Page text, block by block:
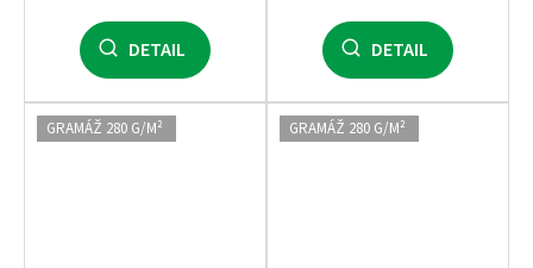
DETAIL DETAIL
GRAMÁŽ 280 G/M² GRAMÁŽ 280 G/M²